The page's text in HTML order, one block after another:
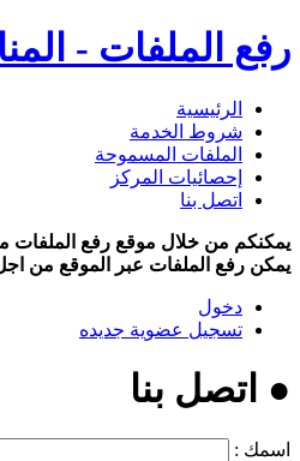
رفع الملفات -
الرئيسية
شروط الخدمة
الملفات المسموحة
إحصائيات المركز
اتصل بنا
يمكنكم من خلال موقع رفع الملفات
يمكن رفع الملفات عبر الموقع من
دخول
تسجيل عضوية جديده
● اتصل بنا
اسمك :